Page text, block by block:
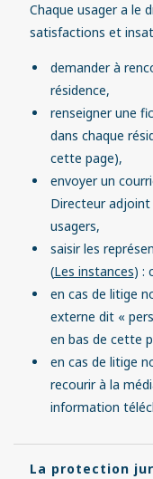
Chaque usager a le
satisfactions et
demander à
résidence,
renseigner une
dans chaque
cette page),
envoyer un
Directeur adjoint
usagers,
saisir les
(Les instances) :
en cas de litige
externe dit «
en bas de cette
en cas de litige
recourir à la
information
La protection